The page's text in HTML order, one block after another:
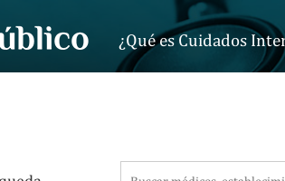
¿Qué es Cuidados